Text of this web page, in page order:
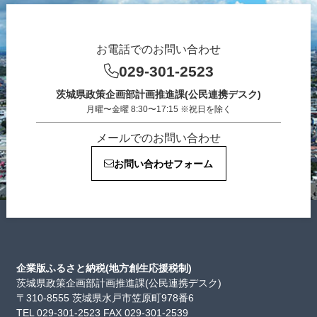
お電話でのお問い合わせ
029-301-2523
茨城県政策企画部計画推進課(公民連携デスク)
月曜〜金曜 8:30〜17:15 ※祝日を除く
メールでのお問い合わせ
お問い合わせフォーム
企業版ふるさと納税(地方創生応援税制)
茨城県政策企画部計画推進課(公民連携デスク)
〒310-8555 茨城県水戸市笠原町978番6
TEL 029-301-2523 FAX 029-301-2539